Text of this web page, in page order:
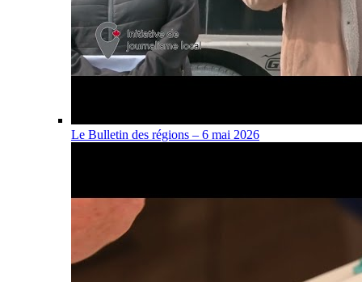
Le Bulletin des régions – 6 mai 2026